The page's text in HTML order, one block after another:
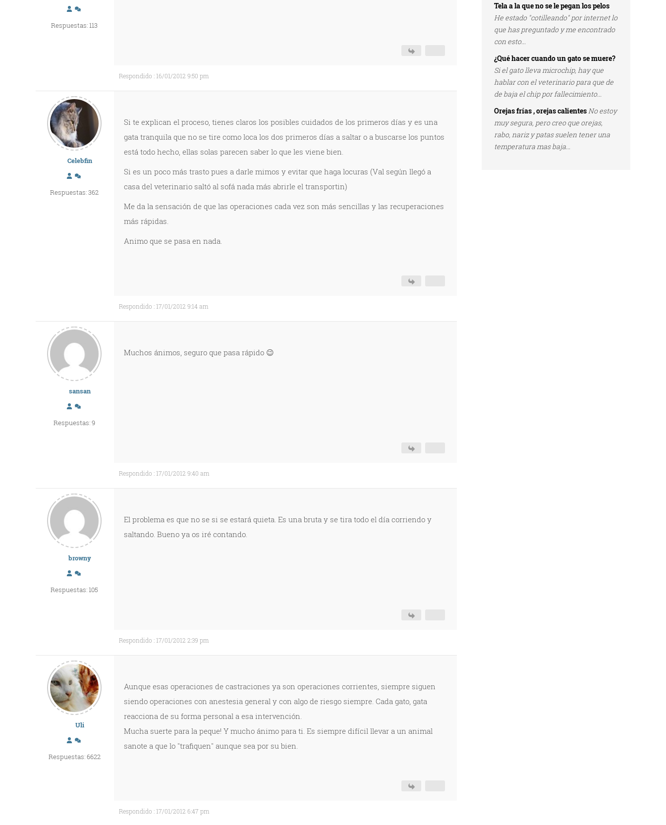
Respuestas: 113
Respondido : 16/01/2012 9:50 pm
Celebfin
Respuestas: 362
Si te explican el proceso, tienes claros los posibles cuidados de los primeros días y es una
gata tranquila que no se tire como loca los dos primeros días a saltar o a buscarse los puntos
está todo hecho, ellas solas parecen saber lo que les viene bien.
Si es un poco más trasto pues a darle mimos y evitar que haga locuras (Val según llegó a
casa del veterinario saltó al sofá nada más abrirle el transportin)
Me da la sensación de que las operaciones cada vez son más sencillas y las recuperaciones
más rápidas.
Animo que se pasa en nada.
Respondido : 17/01/2012 9:14 am
sansan
Respuestas: 9
Muchos ánimos, seguro que pasa rápido 😉
Respondido : 17/01/2012 9:40 am
browny
Respuestas: 105
El problema es que no se si se estará quieta. Es una bruta y se tira todo el día corriendo y
saltando. Bueno ya os iré contando.
Respondido : 17/01/2012 2:39 pm
Uli
Respuestas: 6622
Aunque esas operaciones de castraciones ya son operaciones corrientes, siempre siguen
siendo operaciones con anestesia general y con algo de riesgo siempre. Cada gato, gata
reacciona de su forma personal a esa intervención.
Mucha suerte para la peque! Y mucho ánimo para ti. Es siempre difícil llevar a un animal
sanote a que lo "trafiquen" aunque sea por su bien.
Respondido : 17/01/2012 6:47 pm
Tela a la que no se le pegan los pelos
He estado "cotilleando" por internet lo
que has preguntado y me encontrado
con esto...
¿Qué hacer cuando un gato se muere?
Si el gato lleva microchip, hay que
hablar con el veterinario para que de
de baja el chip por fallecimiento...
Orejas frías , orejas calientesNo estoy
muy segura, pero creo que orejas,
rabo, nariz y patas suelen tener una
temperatura mas baja...